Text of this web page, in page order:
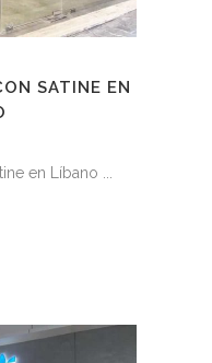
SATINE EN
en Líbano ...